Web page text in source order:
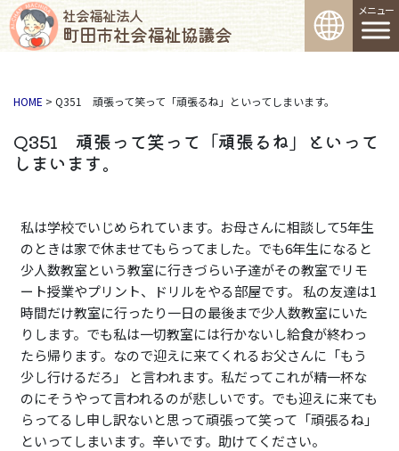
社会福祉法人
町田市社会福祉協議会
コンテンツへスキップ
メインナビゲーション
HOME > Q351 頑張って笑って「頑張るね」といってしまいます。
Q351 頑張って笑って「頑張るね」といって
しまいます。
私は学校でいじめられています。お母さんに相談して5年生
のときは家で休ませてもらってました。でも6年生になると
少人数教室という教室に行きづらい子達がその教室でリモ
ート授業やプリント、ドリルをやる部屋です。 私の友達は1
時間だけ教室に行ったり一日の最後まで少人数教室にいた
りします。でも私は一切教室には行かないし給食が終わっ
たら帰ります。なので迎えに来てくれるお父さんに「もう
少し行けるだろ」 と言われます。私だってこれが精一杯な
のにそうやって言われるのが悲しいです。でも迎えに来ても
らってるし申し訳ないと思って頑張って笑って「頑張るね」
といってしまいます。辛いです。助けてください。